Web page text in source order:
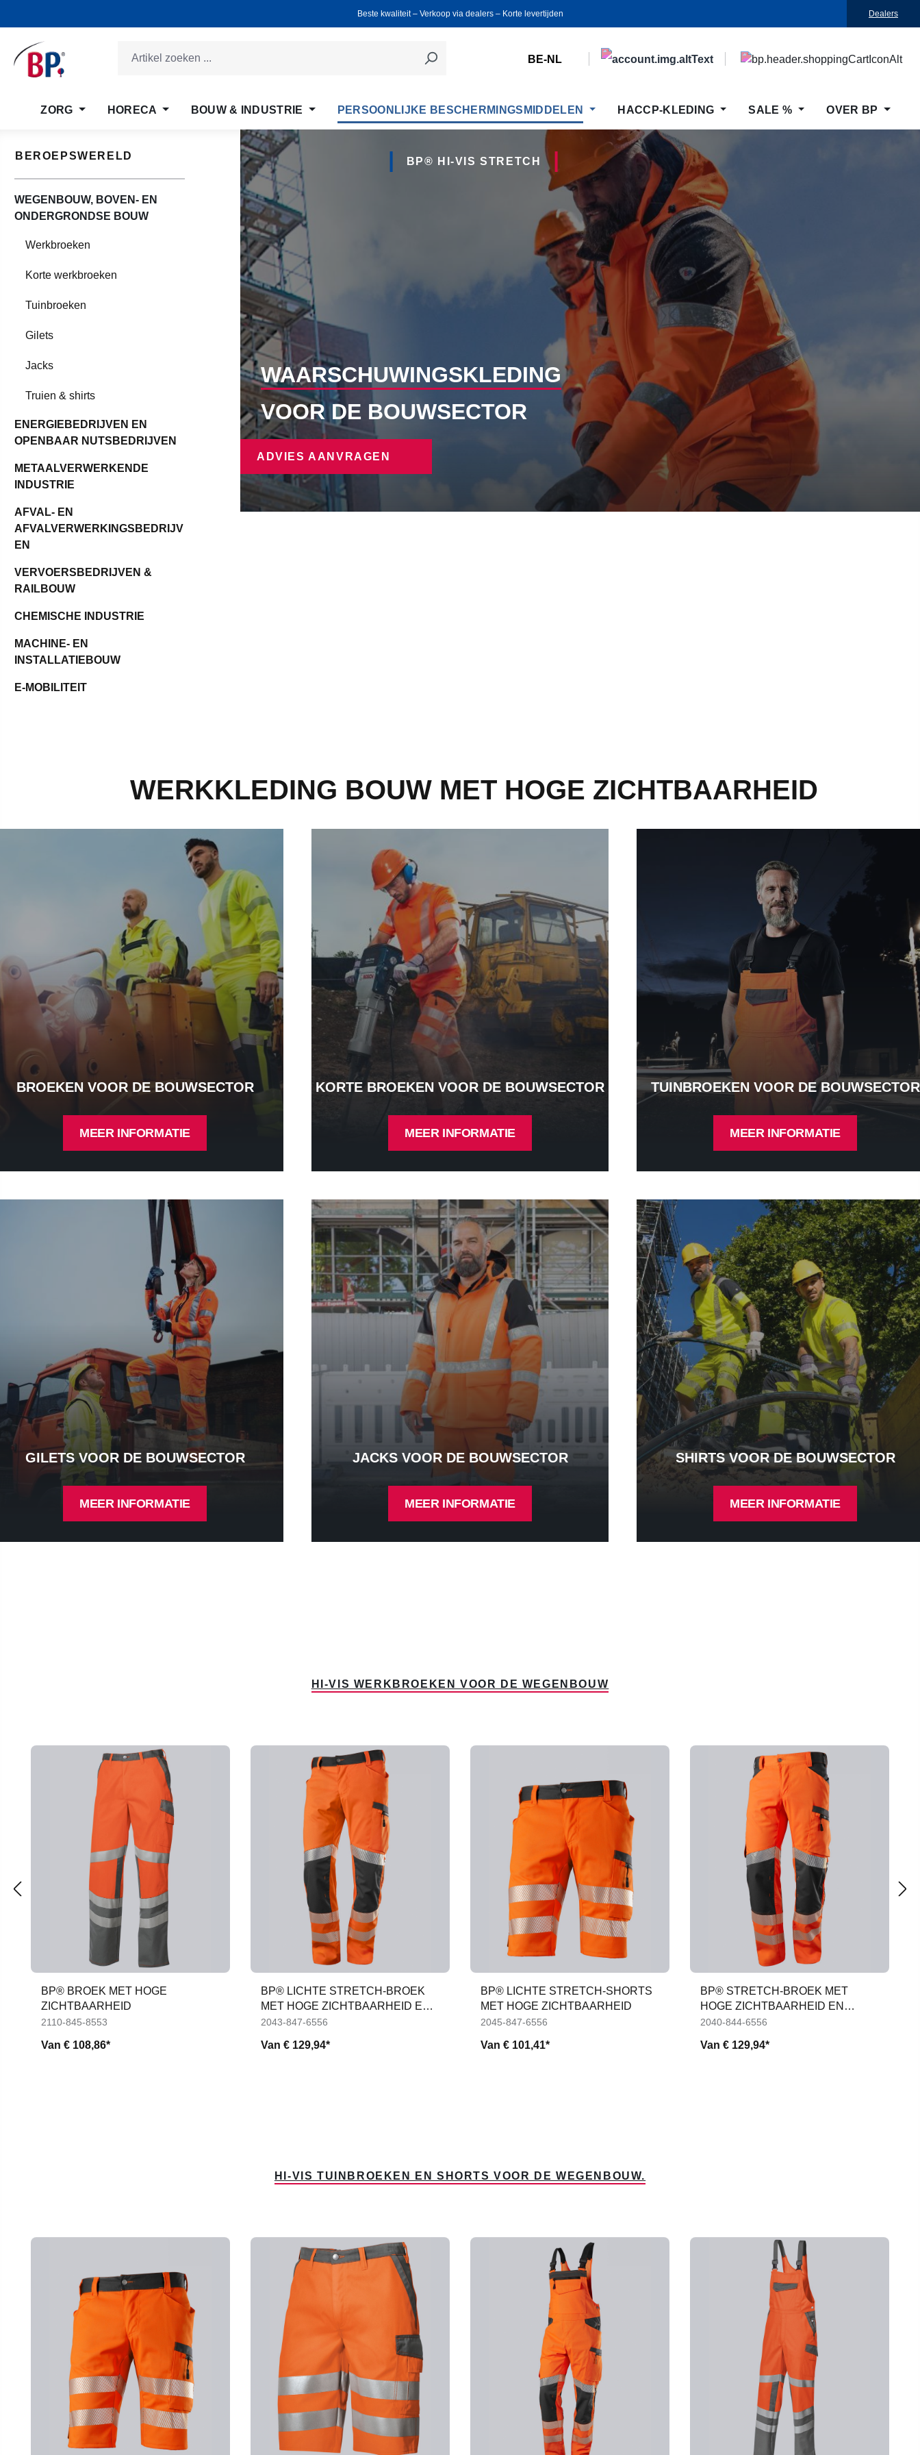
Beste kwaliteit ‒ Verkoop via dealers ‒ Korte levertijden Dealers
BE-NL
ZORG HORECA BOUW & INDUSTRIE PERSOONLIJKE BESCHERMINGSMIDDELEN HACCP-KLEDING SALE % OVER BP
BEROEPSWERELD
WEGENBOUW, BOVEN- EN
ONDERGRONDSE BOUW
Werkbroeken
Korte werkbroeken
Tuinbroeken
Gilets
Jacks
Truien & shirts
ENERGIEBEDRIJVEN EN
OPENBAAR NUTSBEDRIJVEN
METAALVERWERKENDE
INDUSTRIE
AFVAL- EN
AFVALVERWERKINGSBEDRIJV
EN
VERVOERSBEDRIJVEN &
RAILBOUW
CHEMISCHE INDUSTRIE
MACHINE- EN
INSTALLATIEBOUW
E-MOBILITEIT
BP® HI-VIS STRETCH
WAARSCHUWINGSKLEDING
VOOR DE BOUWSECTOR
ADVIES AANVRAGEN
WERKKLEDING BOUW MET HOGE ZICHTBAARHEID
BROEKEN VOOR DE BOUWSECTOR
voor de bouwsector - Meer informatie
MEER INFORMATIE
KORTE BROEKEN VOOR DE BOUWSECTOR
MEER INFORMATIE
TUINBROEKEN VOOR DE BOUWSECTOR
MEER INFORMATIE
GILETS VOOR DE BOUWSECTOR
voor de bouwsector - Meer informatie
MEER INFORMATIE
JACKS VOOR DE BOUWSECTOR
Jacks voor de bouwsector - Meer informatie
MEER INFORMATIE
SHIRTS VOOR DE BOUWSECTOR
Shirts voor de bouwsector - Meer informatie
MEER INFORMATIE
HI-VIS WERKBROEKEN VOOR DE WEGENBOUW
BP® BROEK MET HOGE
ZICHTBAARHEID
2110-845-8553
Van € 108,86*
BP® LICHTE STRETCH-BROEK
MET HOGE ZICHTBAARHEID EN
KNIEZAKKEN
2043-847-6556
Van € 129,94*
BP® LICHTE STRETCH-SHORTS
MET HOGE ZICHTBAARHEID
2045-847-6556
Van € 101,41*
BP® STRETCH-BROEK MET
HOGE ZICHTBAARHEID EN
KNIEZAKKEN
2040-844-6556
Van € 129,94*
HI-VIS TUINBROEKEN EN SHORTS VOOR DE WEGENBOUW.